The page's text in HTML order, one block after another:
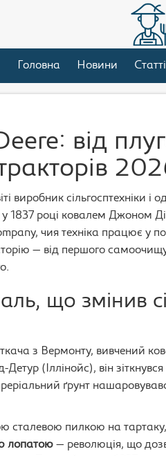
Головна Новини Статті
від
виробник сільгосптехніки і
році ковалем Джоном
чия техніка працює у
— від першого
що змінив
з Вермонту, вивчений
Детур (Іллінойс), він
ґрунт
сталевою пилкою на
лопатою — революція, що